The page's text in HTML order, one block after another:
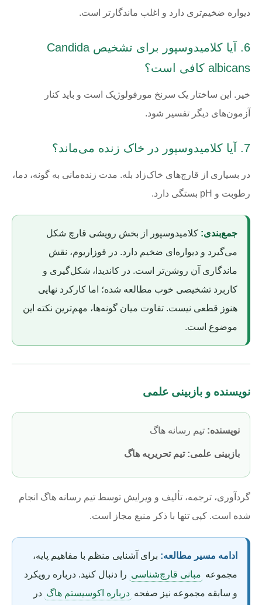
دیواره ضخیم‌تری دارد و اغلب ماندگارتر است.
6. آیا کلامیدوسپور برای تشخیص Candida
albicans کافی است؟
خیر. این ساختار یک سرنخ مورفولوژیک است و باید کنار
آزمون‌های دیگر تفسیر شود.
7. آیا کلامیدوسپور در خاک زنده می‌ماند؟
در بسیاری از قارچ‌های خاک‌زاد بله. مدت زنده‌مانی به گونه، دما،
رطوبت و pH بستگی دارد.
جمع‌بندی: کلامیدوسپور از بخش رویشی قارچ شکل
می‌گیرد و دیواره‌ای ضخیم دارد. در فوزاریوم، نقش
ماندگاری آن روشن‌تر است. در کاندیدا، شکل‌گیری و
کاربرد تشخیصی خوب مطالعه شده؛ اما کارکرد نهایی
هنوز قطعی نیست. تفاوت میان گونه‌ها، مهم‌ترین نکته این
موضوع است.
نویسنده و بازبینی علمی
نویسنده: تیم رسانه هاگ
بازبینی علمی: تیم تحریریه هاگ
گردآوری، ترجمه، تألیف و ویرایش توسط تیم رسانه هاگ انجام
شده است. کپی تنها با ذکر منبع مجاز است.
ادامه مسیر مطالعه: برای آشنایی منظم با مفاهیم پایه،
مجموعه مبانی قارچ‌شناسی را دنبال کنید. درباره رویکرد
و سابقه مجموعه نیز صفحه درباره اکوسیستم هاگ در